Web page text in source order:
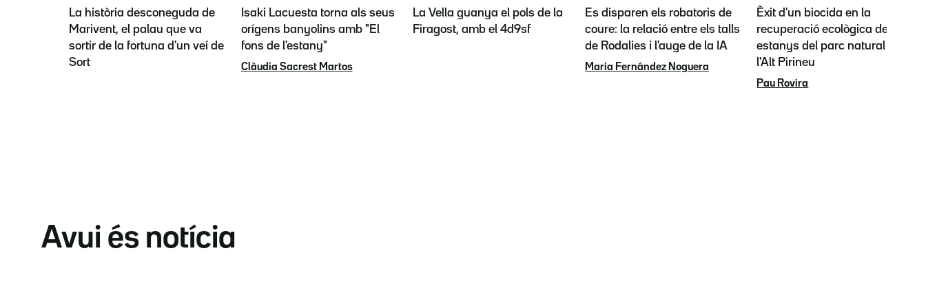
La història desconeguda de
Marivent, el palau que va
sortir de la fortuna d'un veí de
Sort
Isaki Lacuesta torna als seus
orígens banyolins amb "El
fons de l'estany"
Clàudia Sacrest Martos
La Vella guanya el pols de la
Firagost, amb el 4d9sf
Es disparen els robatoris de
coure: la relació entre els talls
de Rodalies i l'auge de la IA
Maria Fernández Noguera
Èxit d'un biocida en la
recuperació ecològica dels
estanys del parc natural de
l'Alt Pirineu
Pau Rovira
Avui és notícia